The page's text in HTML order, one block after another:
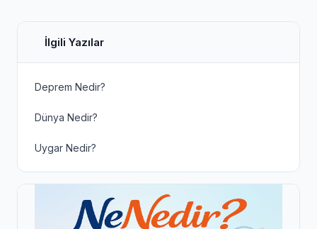
İlgili Yazılar
Deprem Nedir?
Dünya Nedir?
Uygar Nedir?